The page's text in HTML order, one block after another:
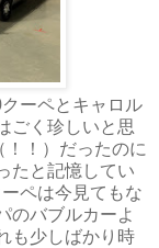
ーペとキャロル
ごく珍しいと思
！）だったのに
たと記憶してい
ペは今見てもな
のバブルカーよ
も少しばかり時